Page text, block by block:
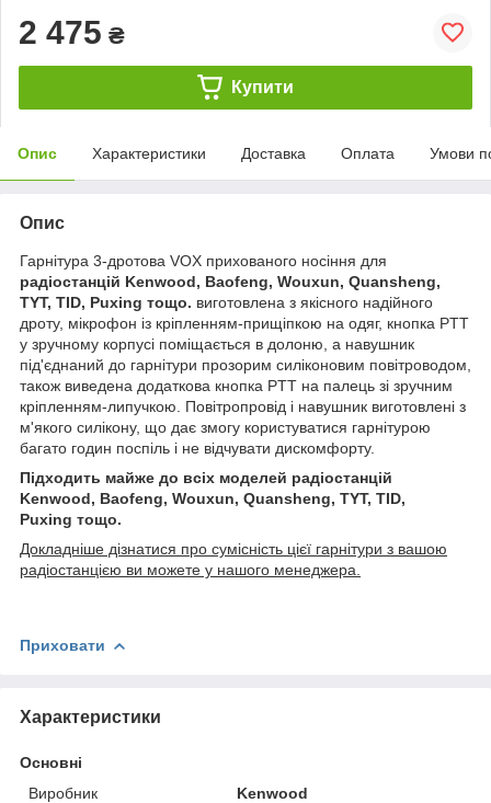
2 475 ₴
Купити
Опис Характеристики Доставка Оплата Умови
Опис
Гарнітура 3-дротова VOX прихованого носіння для
радіостанцій Kenwood, Baofeng, Wouxun, Quansheng,
TYT, TID, Puxing тощо. виготовлена з якісного надійного
дроту, мікрофон із кріпленням-прищіпкою на одяг, кнопка PTT
у зручному корпусі поміщається в долоню, а навушник
під'єднаний до гарнітури прозорим силіконовим повітроводом,
також виведена додаткова кнопка PTT на палець зі зручним
кріпленням-липучкою. Повітропровід і навушник виготовлені з
м'якого силікону, що дає змогу користуватися гарнітурою
багато годин поспіль і не відчувати дискомфорту.
Підходить майже до всіх моделей радіостанцій
Kenwood, Baofeng, Wouxun, Quansheng, TYT, TID,
Puxing тощо.
Докладніше дізнатися про сумісність цієї гарнітури з вашою
радіостанцією ви можете у нашого менеджера.
Приховати
Характеристики
Основні
Виробник
Kenwood